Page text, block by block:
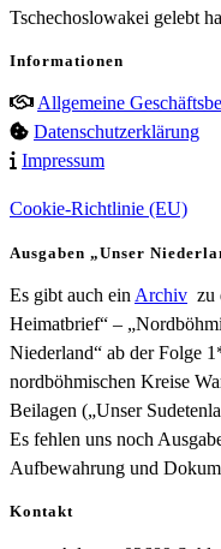
Tschechoslowakei gelebt
Informationen
Allgemeine
Datenschutzerklärung
Impressum
Cookie-Richtlinie (EU)
Ausgaben „Unser
Es gibt auch ein Archiv zu
Heimatbrief“ –
Niederland“ ab der Folge
nordböhmischen Kreise
Beilagen („Unser
Es fehlen uns noch
Aufbewahrung und
Kontakt